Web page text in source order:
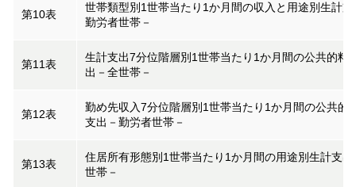
第10表
世帯類型別1世帯当たり1か月間の収入と用途別生計支
勤労者世帯－
第11表
生計支出7分位階層別1世帯当たり1か月間の公共的料
出－全世帯－
第12表
勤め先収入7分位階層別1世帯当たり1か月間の公共的
支出－勤労者世帯－
第13表
住居所有形態別1世帯当たり1か月間の用途別生計支出
世帯－